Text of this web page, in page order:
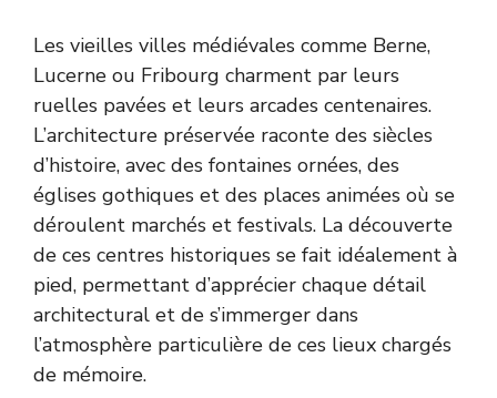
Les vieilles villes médiévales comme Berne,
Lucerne ou Fribourg charment par leurs
ruelles pavées et leurs arcades centenaires.
L’architecture préservée raconte des siècles
d’histoire, avec des fontaines ornées, des
églises gothiques et des places animées où se
déroulent marchés et festivals. La découverte
de ces centres historiques se fait idéalement à
pied, permettant d’apprécier chaque détail
architectural et de s’immerger dans
l’atmosphère particulière de ces lieux chargés
de mémoire.